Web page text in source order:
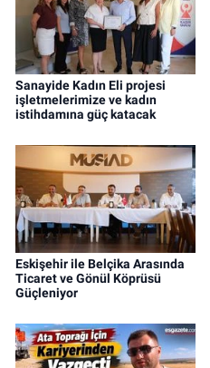
Sanayide Kadın Eli projesi
işletmelerimize ve kadın
istihdamına güç katacak
Eskişehir ile Belçika Arasında
Ticaret ve Gönül Köprüsü
Güçleniyor